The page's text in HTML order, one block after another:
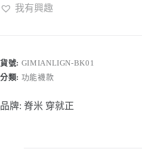
能
數
量
我有興趣
貨號: GIMIANLIGN-BK01
分類: 功能襪款
品牌: 脊米 穿就正